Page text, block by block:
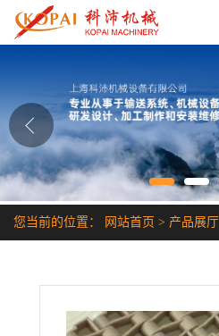
公司介绍
公司动态
产品展厅
证书荣誉
您当前的位置： 网站首页 > 产品展厅